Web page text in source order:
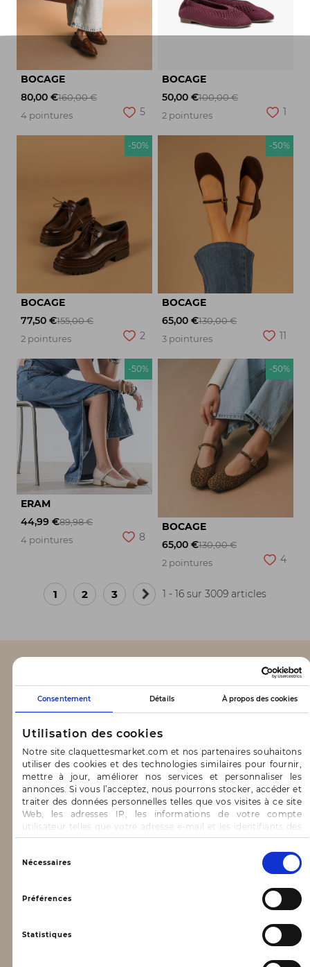
Consentement Détails À propos des cookies
Utilisation des cookies
Notre site claquettesmarket.com et nos partenaires souhaitons
utiliser des cookies et des technologies similaires pour fournir,
mettre à jour, améliorer nos services et personnaliser les
annonces. Si vous l’acceptez, nous pourrons stocker, accéder et
traiter des données personnelles telles que vos visites à ce site
Web, les adresses IP, les informations de votre compte
utilisateur telles que votre adresse e-mail et les identifiants des
cookies.
Vous avez le choix d’« Accepter » pour consentir à ces
utilisations, de « Refuser » pour vous y opposer ou
de sélectionner vos préférences concernant chaque catégorie
de cookie en cliquant sur « Valider la sélection » pour valider vos
options. Vous pouvez à tout moment modifier vos préférences
Nécessaires
Préférences
Statistiques
BOCAGE
80,00 €160,00 €
4 pointures
5
BOCAGE
50,00 €100,00 €
2 pointures
1
-50%
BOCAGE
77,50 €155,00 €
2 pointures
2
-50%
BOCAGE
65,00 €130,00 €
3 pointures
11
-50%
ERAM
44,99 €89,98 €
4 pointures
8
-50%
BOCAGE
65,00 €130,00 €
2 pointures
4
1 2 3
Page
1 - 16 sur 3009 articles
CLAQUETTES MARKET
Blog
CONTACT & AIDE
FAQ
Nous contacter
INFORMATIONS
Mentions légales
Données personnelles, vie privée